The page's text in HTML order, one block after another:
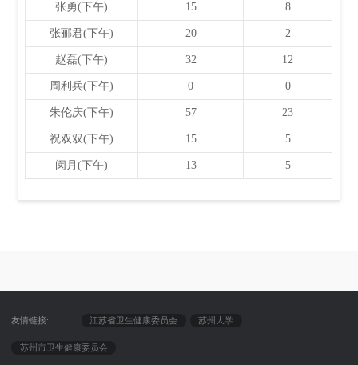
张勇(下午) 15 8
张郦君(下午) 20 2
赵磊(下午) 32 12
周利兵(下午) 0 0
朱伦庆(下午) 57 23
祝双双(下午) 15 5
闵月(下午) 13 5
友情链接: 江苏省卫生健康委员会 苏州大学
苏州市卫生健康委员会